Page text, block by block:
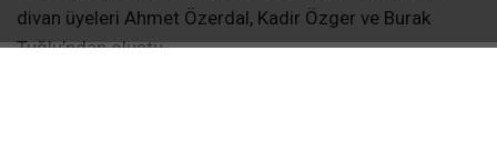
divan üyeleri Ahmet Özerdal, Kadir Özger ve Burak
Tuğlu’ndan oluştu.